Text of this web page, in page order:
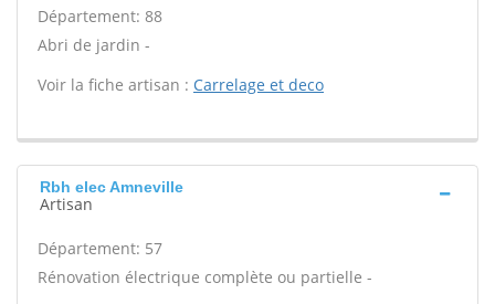
Département: 88
Abri de jardin -
Voir la fiche artisan : Carrelage et deco
Rbh elec Amneville
Artisan
Département: 57
Rénovation électrique complète ou partielle -